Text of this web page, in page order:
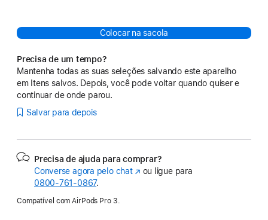
Colocar na sacola
Precisa de um tempo?
Mantenha todas as suas seleções salvando este aparelho
em Itens salvos. Depois, você pode voltar quando quiser e
continuar de onde parou.
Salvar para depois
Precisa de ajuda para comprar?
Converse agora pelo chat(o ou ligue para
0800-761-0867.
Compatível com AirPods Pro 3.